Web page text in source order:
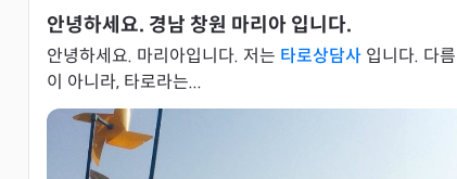
안녕하세요. 경남 창원 마리아 입니다.
안녕하세요. 마리아입니다. 저는 타로상담사 입니다. 다름
이 아니라, 타로라는...